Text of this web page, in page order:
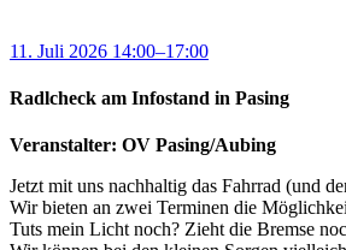
11. Juli 2026 14:00–17:00
Radlcheck am Infostand in Pasing
Veranstalter: OV Pasing/Aubing
Jetzt mit uns nachhaltig das Fahrrad (und
Wir bieten an zwei Terminen die
Tuts mein Licht noch? Zieht die Bremse